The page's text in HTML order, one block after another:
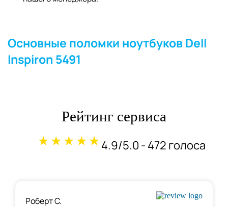
Основные поломки ноутбуков Dell
Inspiron 5491
Рейтинг сервиса
★★★★★4.9/5.0 - 472 голоса
Роберт С.